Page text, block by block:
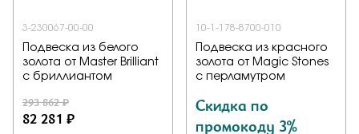
3-230067-00-00
Подвеска из белого
золота от Master Brilliant
с бриллиантом
293 862 ₽
82 281 ₽
10-1-178-8700-010
Подвеска из красного
золота от Magic Stones
с перламутром
Скидка по
промокоду 3%